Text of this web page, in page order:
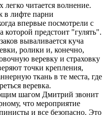
читается волнение.
в лифте парни
впервые посмотрели с
предстоит "гулять".
вываливается куча
ролики и, конечно,
веревку и страховку
точки крепления,
ткань в те места, где
веревка.
шагом Дмитрий звонит
что мероприятие
и все безопасно. Это